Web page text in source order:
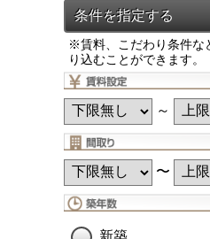
※賃料、こだわり条件な
り込むことができます。
～
〜